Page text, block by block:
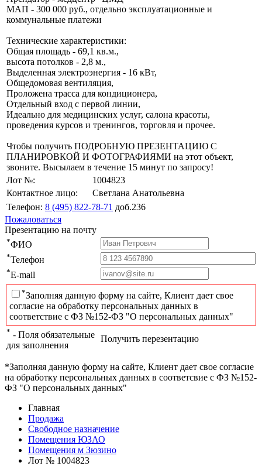
МАП - 300 000 руб., отдельно эксплуатационные и
коммунальные платежи
Технические характеристики:
Общая площадь - 69,1 кв.м.,
высота потолков - 2,8 м.,
Выделенная электроэнергия - 16 кВт,
Общедомовая вентиляция,
Проложена трасса для кондиционера,
Отдельный вход с первой линии,
Идеально для медицинских услуг, салона красоты,
проведения курсов и тренингов, торговля и прочее.
Чтобы получить ПОДРОБНУЮ ПРЕЗЕНТАЦИЮ С
ПЛАНИРОВКОЙ И ФОТОГРАФИЯМИ на этот объект,
звоните. Высылаем в течение 15 минут по запросу!
Лот №:
1004823
Контактное лицо:
Светлана Анатольевна
Телефон: 8 (495) 822-78-71 доб.236
Пожаловаться
Презентацию на почту
*ФИО
*Телефон
*E-mail
*Заполняя данную форму на сайте, Клиент дает свое
согласие на обработку персональных данных в
соответствие с ФЗ №152-ФЗ "О персональных данных"
* - Поля обязательные
для заполнения
Получить перезентацию
*Заполняя данную форму на сайте, Клиент дает свое согласие
на обработку персональных данных в соответсвие с ФЗ №152-
ФЗ "О персональных данных"
Главная
Продажа
Свободное назначение
Помещения ЮЗАО
Помещения м Зюзино
Лот № 1004823